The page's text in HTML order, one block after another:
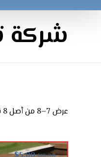
شركة
عرض 7–8 من أصل 8 نتائج